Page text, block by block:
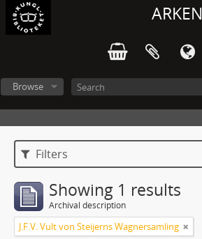
ARKEN
Browse
Filters
Showing 1 results
Archival description
J.F.V. Vult von Steijerns Wagnersamling